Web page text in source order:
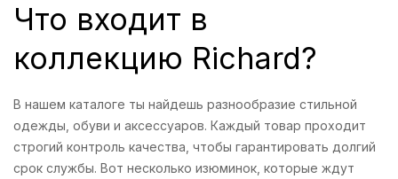
Что входит в
коллекцию Richard?
В нашем каталоге ты найдешь разнообразие стильной
одежды, обуви и аксессуаров. Каждый товар проходит
строгий контроль качества, чтобы гарантировать долгий
срок службы. Вот несколько изюминок, которые ждут